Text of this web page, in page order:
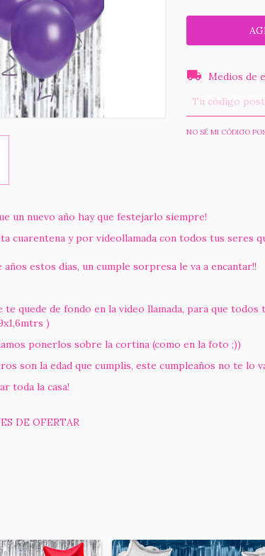
Entregas para el
Medios de
NO SÉ MI CÓDIGO
un nuevo año hay que festejarlo siempre!
cuarentena y por videollamada con todos tus seres
estos días, un cumple sorpresa le va a encantar!!
quede de fondo en la video llamada, para que
)
ponerlos sobre la cortina (como en la foto ;))
son la edad que cumplis, este cumpleaños no te lo
toda la casa!
DE OFERTAR